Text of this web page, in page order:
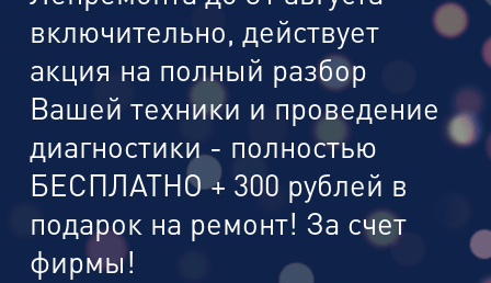
включительно, действует
акция на полный разбор
Вашей техники и проведение
диагностики - полностью
БЕСПЛАТНО + 300 рублей в
подарок на ремонт! За счет
фирмы!